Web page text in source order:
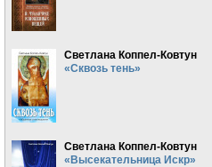
Светлана Коппел-Ковтун
«Сквозь тень»
Светлана Коппел-Ковтун
«Высекательница Искр»